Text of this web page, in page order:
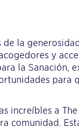
la
y
la Sanación,
para
increíbles a
comunidad.